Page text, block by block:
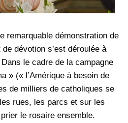
remarquable démonstration de
dévotion s’est déroulée à
le cadre de la campagne
» (« l’Amérique à besoin de
de milliers de catholiques se
rues, les parcs et sur les
le rosaire ensemble.